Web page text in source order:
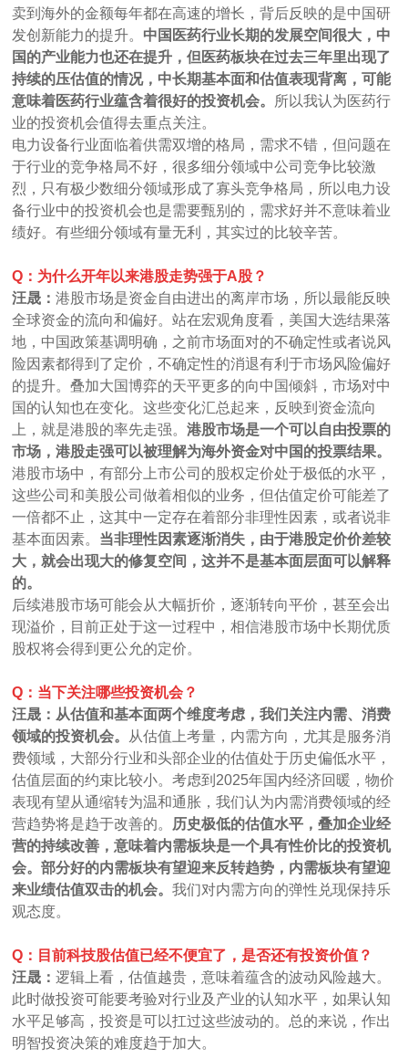
卖到海外的金额每年都在高速的增长，背后反映的是中国研
发创新能力的提升。 中国医药行业长期的发展空间很大，中
国的产业能力也还在提升，但医药板块在过去三年里出现了
持续的压估值的情况，中长期基本面和估值表现背离，可能
意味着医药行业蕴含着很好的投资机会。 所以我认为医药行
业的投资机会值得去重点关注。
电力设备行业面临着供需双增的格局，需求不错，但问题在
于行业的竞争格局不好，很多细分领域中公司竞争比较激
烈，只有极少数细分领域形成了寡头竞争格局，所以电力设
备行业中的投资机会也是需要甄别的，需求好并不意味着业
绩好。有些细分领域有量无利，其实过的比较辛苦。
Q：为什么开年以来港股走势强于A股？
汪晟：港股市场是资金自由进出的离岸市场，所以最能反映
全球资金的流向和偏好。站在宏观角度看，美国大选结果落
地，中国政策基调明确，之前市场面对的不确定性或者说风
险因素都得到了定价，不确定性的消退有利于市场风险偏好
的提升。叠加大国博弈的天平更多的向中国倾斜，市场对中
国的认知也在变化。这些变化汇总起来，反映到资金流向
上，就是港股的率先走强。港股市场是一个可以自由投票的
市场，港股走强可以被理解为海外资金对中国的投票结果。
港股市场中，有部分上市公司的股权定价处于极低的水平，
这些公司和美股公司做着相似的业务，但估值定价可能差了
一倍都不止，这其中一定存在着部分非理性因素，或者说非
基本面因素。 当非理性因素逐渐消失，由于港股定价价差较
大，就会出现大的修复空间，这并不是基本面层面可以解释
的。
后续港股市场可能会从大幅折价，逐渐转向平价，甚至会出
现溢价，目前正处于这一过程中，相信港股市场中长期优质
股权将会得到更公允的定价。
Q：当下关注哪些投资机会？
汪晟：从估值和基本面两个维度考虑，我们关注内需、消费
领域的投资机会。 从估值上考量，内需方向，尤其是服务消
费领域，大部分行业和头部企业的估值处于历史偏低水平，
估值层面的约束比较小。考虑到2025年国内经济回暖，物价
表现有望从通缩转为温和通胀，我们认为内需消费领域的经
营趋势将是趋于改善的。 历史极低的估值水平，叠加企业经
营的持续改善，意味着内需板块是一个具有性价比的投资机
会。部分好的内需板块有望迎来反转趋势，内需板块有望迎
来业绩估值双击的机会。我们对内需方向的弹性兑现保持乐
观态度。
Q：目前科技股估值已经不便宜了，是否还有投资价值？
汪晟：逻辑上看，估值越贵，意味着蕴含的波动风险越大。
此时做投资可能要考验对行业及产业的认知水平，如果认知
水平足够高，投资是可以扛过这些波动的。总的来说，作出
明智投资决策的难度趋于加大。